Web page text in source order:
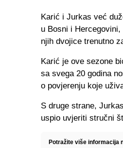
Karić i Jurkas već
u Bosni i
njih dvojice trenutno
Karić je ove sezone
sa svega 20 godina
o povjerenju koje
S druge strane,
uspio uvjeriti stručni
Potražite više informacija